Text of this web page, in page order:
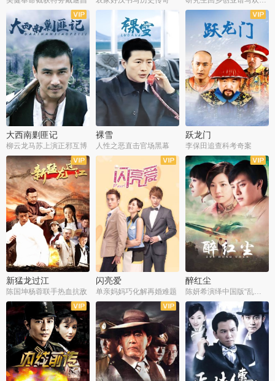
大西南剿匪记
柳云龙马苏上演正邪互博
全21集
裸雪
人性之恶直击官场黑幕
全30集
跃龙门
李保田追查科考奇案
全36集
新猛龙过江
陈国坤杨蓉联手热血抗敌
全37集
闪亮爱
单亲妈妈巧化解再婚难题
全30集
醉红尘
陈妍希演绎中国版“乱世佳人”
全30集
全30集 全30集